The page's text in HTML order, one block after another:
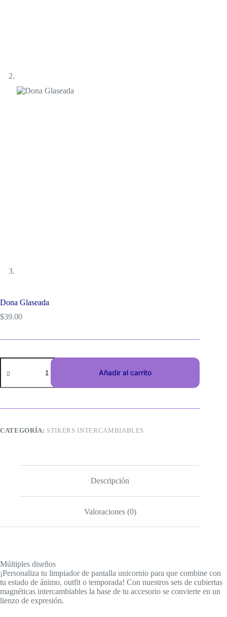
Dona Glaseada
$39.00
Añadir al carrito
CATEGORÍA: STIKERS INTERCAMBIABLES
Descripción
Valoraciones (0)
Múltiples diseños
¡Personaliza tu limpiador de pantalla unicornio para que combine con
tu estado de ánimo, outfit o temporada! Con nuestros sets de cubiertas
magnéticas intercambiables la base de tu accesorio se convierte en un
lienzo de expresión.